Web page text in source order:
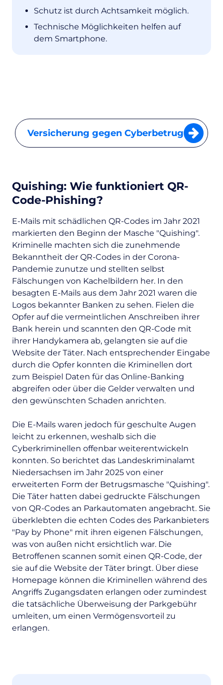
Schutz ist durch Achtsamkeit möglich.
Technische Möglichkeiten helfen auf
dem Smartphone.
Versicherung gegen Cyberbetrug
Quishing: Wie funktioniert QR-
Code-Phishing?
E-Mails mit schädlichen QR-Codes im Jahr 2021
markierten den Beginn der Masche "Quishing".
Kriminelle machten sich die zunehmende
Bekanntheit der QR-Codes in der Corona-
Pandemie zunutze und stellten selbst
Fälschungen von Kachelbildern her. In den
besagten E-Mails aus dem Jahr 2021 waren die
Logos bekannter Banken zu sehen. Fielen die
Opfer auf die vermeintlichen Anschreiben ihrer
Bank herein und scannten den QR-Code mit
ihrer Handykamera ab, gelangten sie auf die
Website der Täter. Nach entsprechender Eingabe
durch die Opfer konnten die Kriminellen dort
zum Beispiel Daten für das Online-Banking
abgreifen oder über die Gelder verwalten und
den gewünschten Schaden anrichten.
Die E-Mails waren jedoch für geschulte Augen
leicht zu erkennen, weshalb sich die
Cyberkriminellen offenbar weiterentwickeln
konnten. So berichtet das Landeskriminalamt
Niedersachsen im Jahr 2025 von einer
erweiterten Form der Betrugsmasche "Quishing".
Die Täter hatten dabei gedruckte Fälschungen
von QR-Codes an Parkautomaten angebracht. Sie
überklebten die echten Codes des Parkanbieters
"Pay by Phone" mit ihren eigenen Fälschungen,
was von außen nicht ersichtlich war. Die
Betroffenen scannen somit einen QR-Code, der
sie auf die Website der Täter bringt. Über diese
Homepage können die Kriminellen während des
Angriffs Zugangsdaten erlangen oder zumindest
die tatsächliche Überweisung der Parkgebühr
umleiten, um einen Vermögensvorteil zu
erlangen.